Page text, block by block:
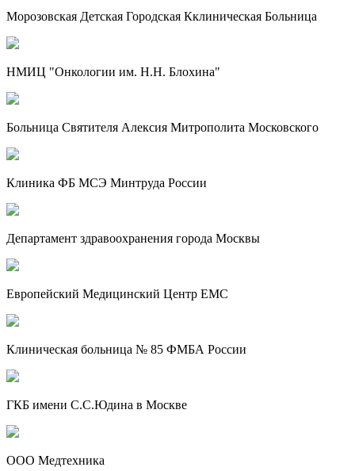
Морозовская Детская Городская Кклиническая Больница
НМИЦ "Онкологии им. Н.Н. Блохина"
Больница Святителя Алексия Митрополита Московского
Клиника ФБ МСЭ Минтруда России
Департамент здравоохранения города Москвы
Европейский Медицинский Центр EMC
Клиническая больница № 85 ФМБА России
ГКБ имени С.С.Юдина в Москве
ООО Медтехника